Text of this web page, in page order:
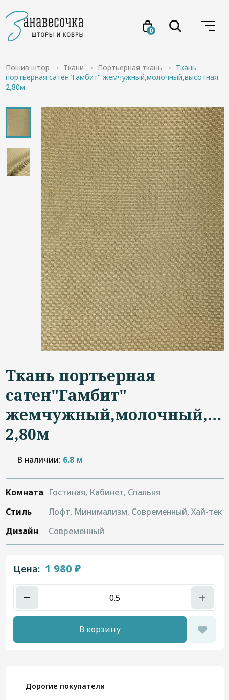
0
Услуги
Акции
Проекты
О нас
Отзывы
Дизайнерам
Контакты
+7 (4822) 453-534
Пошив штор Ткани Портьерная ткань
Ткань
портьерная сатен"Гамбит" жемчужный,молочный,высотная
2,80м
Ткань портьерная
сатен"Гамбит"
2,80м
В наличии: 6.8 м
Комната Гостиная, Кабинет, Спальня
Стиль
Лофт, Минимализм, Современный, Хай-тек
Дизайн
Современный
Цена: 1 980 ₽
В корзину
Дорогие покупатели